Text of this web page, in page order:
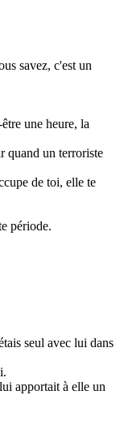
savez, c'est un
une heure, la
quand un terroriste
de toi, elle te
période.
seul avec lui dans
apportait à elle un